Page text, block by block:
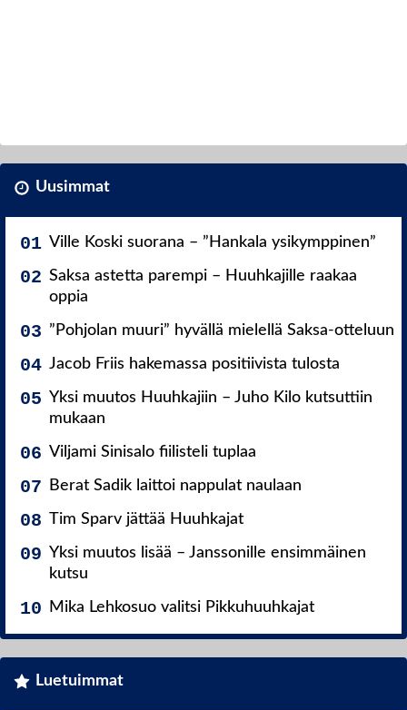
Uusimmat
Ville Koski suorana – ”Hankala ysikymppinen”
Saksa astetta parempi – Huuhkajille raakaa
oppia
”Pohjolan muuri” hyvällä mielellä Saksa-otteluun
Jacob Friis hakemassa positiivista tulosta
Yksi muutos Huuhkajiin – Juho Kilo kutsuttiin
mukaan
Viljami Sinisalo fiilisteli tuplaa
Berat Sadik laittoi nappulat naulaan
Tim Sparv jättää Huuhkajat
Yksi muutos lisää – Janssonille ensimmäinen
kutsu
Mika Lehkosuo valitsi Pikkuhuuhkajat
Luetuimmat